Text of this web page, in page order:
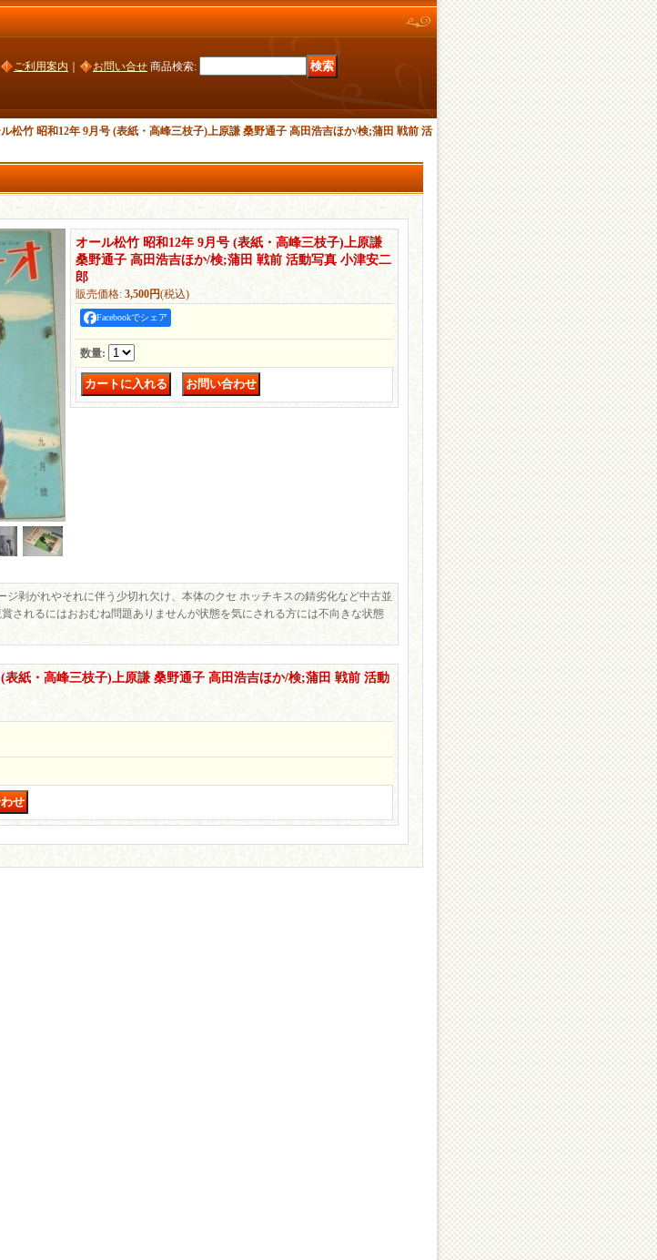
ご利用案内 お問い合せ 商品検索:
松竹 昭和12年 9月号 (表紙・高峰三枝子)上原謙 桑野通子 高田浩吉ほか/検;蒲田 戦前 活
オール松竹 昭和12年 9月号 (表紙・高峰三枝子)上原謙
桑野通子 高田浩吉ほか/検;蒲田 戦前 活動写真 小津安二
郎
販売価格: 3,500円(税込)
Facebookでシェア
数量:
ジ剥がれやそれに伴う少切れ欠け、本体のクセ ホッチキスの錆劣化など中古並
されるにはおおむね問題ありませんが状態を気にされる方には不向きな状態
表紙・高峰三枝子)上原謙 桑野通子 高田浩吉ほか/検;蒲田 戦前 活動